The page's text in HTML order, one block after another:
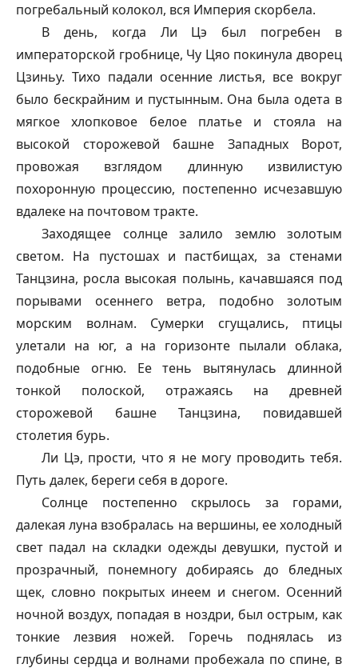
погребальный колокол, вся Империя скорбела.
В день, когда Ли Цэ был погребен в
императорской гробнице, Чу Цяо покинула дворец
Цзиньу. Тихо падали осенние листья, все вокруг
было бескрайним и пустынным. Она была одета в
мягкое хлопковое белое платье и стояла на
высокой сторожевой башне Западных Ворот,
провожая взглядом длинную извилистую
похоронную процессию, постепенно исчезавшую
вдалеке на почтовом тракте.
Заходящее солнце залило землю золотым
светом. На пустошах и пастбищах, за стенами
Танцзина, росла высокая полынь, качавшаяся под
порывами осеннего ветра, подобно золотым
морским волнам. Сумерки сгущались, птицы
улетали на юг, а на горизонте пылали облака,
подобные огню. Ее тень вытянулась длинной
тонкой полоской, отражаясь на древней
сторожевой башне Танцзина, повидавшей
столетия бурь.
Ли Цэ, прости, что я не могу проводить тебя.
Путь далек, береги себя в дороге.
Солнце постепенно скрылось за горами,
далекая луна взобралась на вершины, ее холодный
свет падал на складки одежды девушки, пустой и
прозрачный, понемногу добираясь до бледных
щек, словно покрытых инеем и снегом. Осенний
ночной воздух, попадая в ноздри, был острым, как
тонкие лезвия ножей. Горечь поднялась из
глубины сердца и волнами пробежала по спине, в